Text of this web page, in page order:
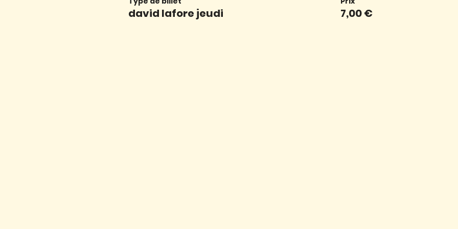
david lafore jeudi 7,00 €